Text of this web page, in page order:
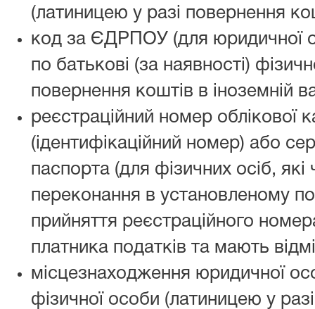
(латиницею у разі повернення
код за ЄДРПОУ (для юридичної
по батькові (за наявності)
повернення коштів в іноземній
реєстраційний номер облікової
(ідентифікаційний номер) або
паспорта (для фізичних осіб, які
переконання в установленому
прийняття реєстраційного
платника податків та мають
місцезнаходження юридичної
фізичної особи (латиницею у